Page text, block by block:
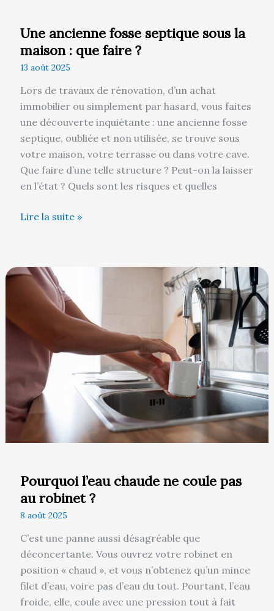
Une ancienne fosse septique sous la
maison : que faire ?
13 août 2025
Lors de travaux de rénovation, d’un achat
immobilier ou simplement par hasard, vous faites
une découverte inquiétante : une ancienne fosse
septique, oubliée et non utilisée, se trouve sous
votre maison, votre terrasse ou dans votre cave.
Que faire d’une telle structure ? Peut-on la laisser
en l’état ? Quels sont les risques et quelles
Lire la suite »
Pourquoi l’eau chaude ne coule pas
au robinet ?
8 août 2025
C’est une panne aussi désagréable que
déconcertante. Vous ouvrez votre robinet en
position « chaud », et vous n’obtenez qu’un mince
filet d’eau, voire pas d’eau du tout. Pourtant, l’eau
froide, elle, coule avec une pression tout à fait
Pourquoi
l’eau
chaude
coule
au
robinet
?